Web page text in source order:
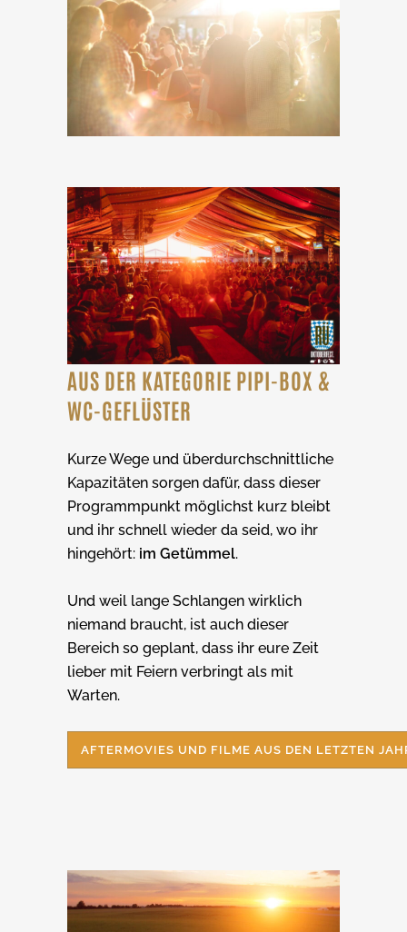
AUS DER KATEGORIE PIPI-BOX &
WC-GEFLÜSTER
Kurze Wege und überdurchschnittliche
Kapazitäten sorgen dafür, dass dieser
Programmpunkt möglichst kurz bleibt
und ihr schnell wieder da seid, wo ihr
hingehört: im Getümmel.
Und weil lange Schlangen wirklich
niemand braucht, ist auch dieser
Bereich so geplant, dass ihr eure Zeit
lieber mit Feiern verbringt als mit
Warten.
AFTERMOVIES UND FILME AUS DEN LETZTEN